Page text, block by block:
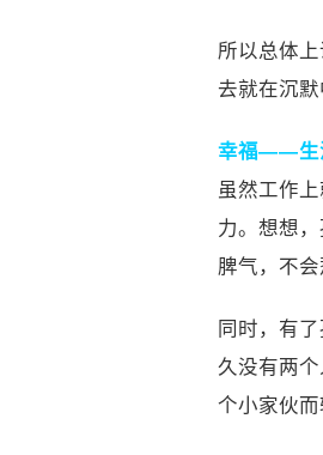
所以总体
去就在沉
幸福——生
虽然工作
力。想想
脾气，不
同时，有
久没有两
个小家伙